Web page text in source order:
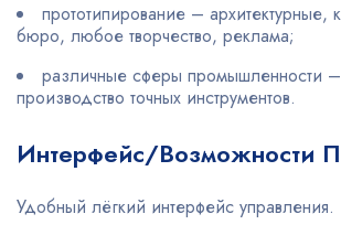
прототипирование – архитектурные,
бюро, любое творчество, реклама;
различные сферы промышленности –
производство точных инструментов.
Интерфейс/Возможности
Удобный лёгкий интерфейс управления.